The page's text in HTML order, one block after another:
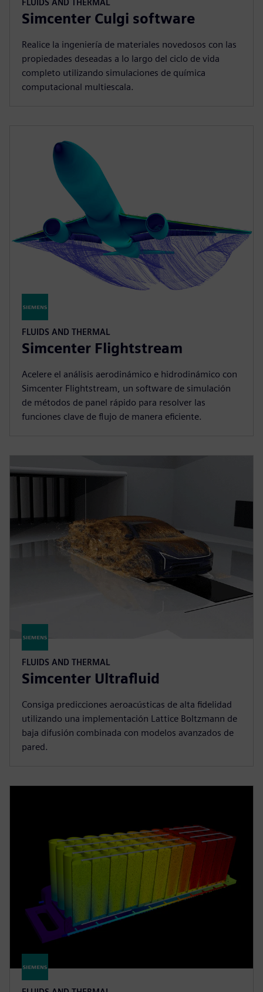
Simcenter Culgi software
Realice la ingeniería de materiales novedosos con las
propiedades deseadas a lo largo del ciclo de vida
completo utilizando simulaciones de química
computacional multiescala.
FLUIDS AND THERMAL
Simcenter Flightstream
Acelere el análisis aerodinámico e hidrodinámico con
Simcenter Flightstream, un software de simulación
de métodos de panel rápido para resolver las
funciones clave de flujo de manera eficiente.
FLUIDS AND THERMAL
Simcenter Ultrafluid
Consiga predicciones aeroacústicas de alta fidelidad
utilizando una implementación Lattice Boltzmann de
baja difusión combinada con modelos avanzados de
pared.